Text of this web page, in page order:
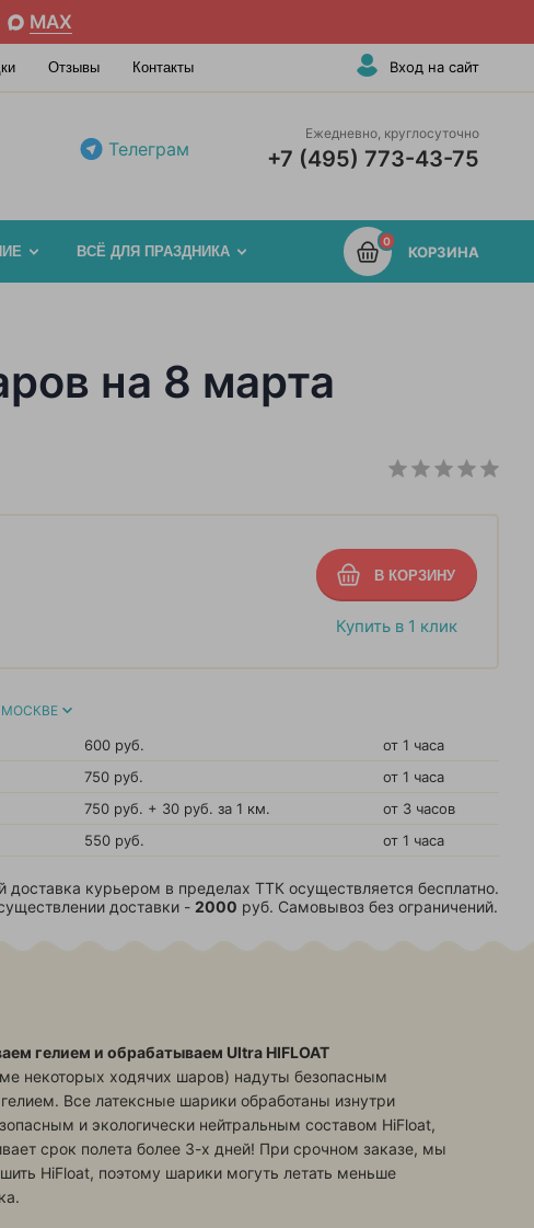
MAX
Отзывы Контакты Вход на сайт
Телеграм
Ежедневно, круглосуточно
+7 (495) 773-43-75
0
КОРЗИНА
ВСЁ ДЛЯ ПРАЗДНИКА
на 8 марта
Купить в 1 клик
600 руб.
от 1 часа
750 руб.
от 1 часа
750 руб. + 30 руб. за 1 км.
от 3 часов
550 руб. от 1 часа
доставка курьером в пределах ТТК осуществляется бесплатно.
доставки - 2000 руб. Самовывоз без ограничений.
гелием и обрабатываем Ultra HIFLOAT
некоторых ходячих шаров) надуты безопасным
Все латексные шарики обработаны изнутри
и экологически нейтральным составом HiFloat,
срок полета более 3-х дней! При срочном заказе, мы
HiFloat, поэтому шарики могуть летать меньше